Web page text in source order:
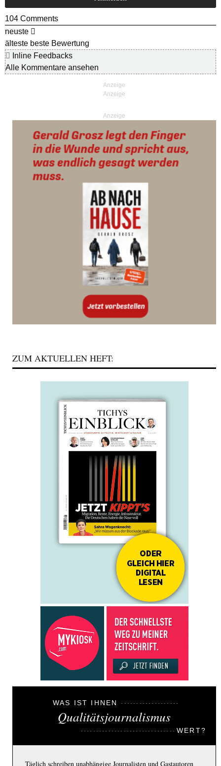
104 Comments
neuste
älteste beste Bewertung
Inline Feedbacks
Alle Kommentare ansehen
Anzeige
ZUM AKTUELLEN HEFT:
WAS IST IHNEN
Qualitätsjournalismus
WERT?
Täglich schreiben unabhängige Journalisten und Gastautoren